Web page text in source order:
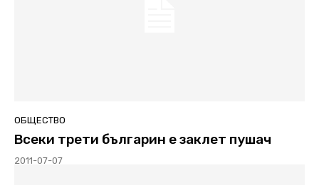
ОБЩЕСТВО
Всеки трети българин е заклет пушач
2011-07-07